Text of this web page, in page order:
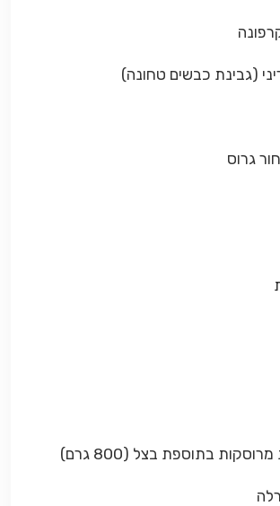
גרוס
בתוספת בצל (800 גרם)